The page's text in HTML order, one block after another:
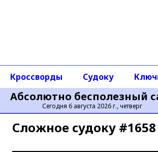
Абсолютно бесполезный
Сегодня 6 августа 2026 г., четверг
Кроссворды Судоку
Сложное cудоку #1658